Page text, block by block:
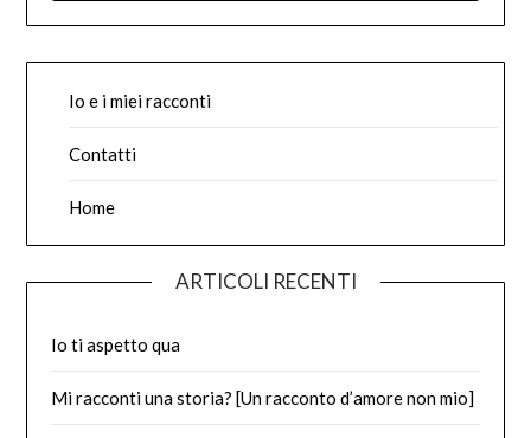
Io e i miei racconti
Contatti
Home
ARTICOLI RECENTI
Io ti aspetto qua
Mi racconti una storia? [Un racconto d’amore non mio]